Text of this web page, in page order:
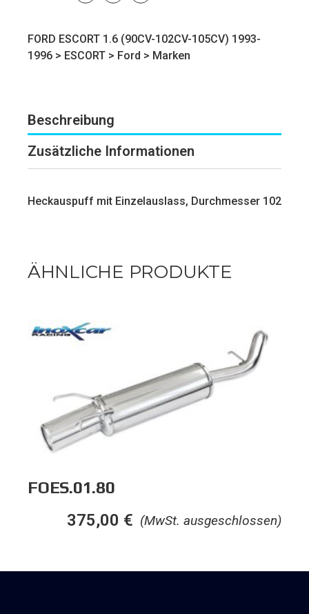
FORD ESCORT 1.6 (90CV-102CV-105CV) 1993-
1996 > ESCORT > Ford > Marken
Beschreibung
Zusätzliche Informationen
Heckauspuff mit Einzelauslass, Durchmesser 102
ÄHNLICHE PRODUKTE
FOES.01.80
(MwSt. ausgeschlossen)
375,00 €